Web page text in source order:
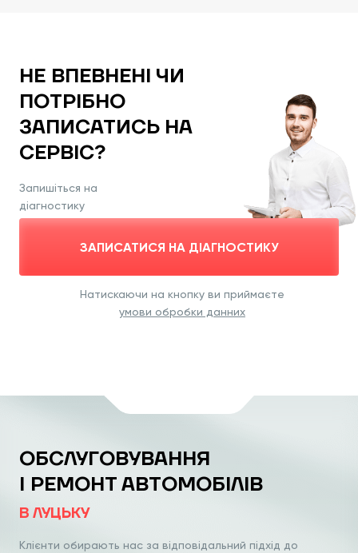
НЕ ВПЕВНЕНІ ЧИ
ПОТРІБНО
ЗАПИСАТИСЬ НА
СЕРВІС?
Запишіться на
діагностику
ЗАПИСАТИСЯ НА ДІАГНОСТИКУ
Натискаючи на кнопку ви приймаєте
умови обробки данних
ОБСЛУГОВУВАННЯ
І РЕМОНТ АВТОМОБІЛІВ
В ЛУЦЬКУ
Клієнти обирають нас за відповідальний підхід до